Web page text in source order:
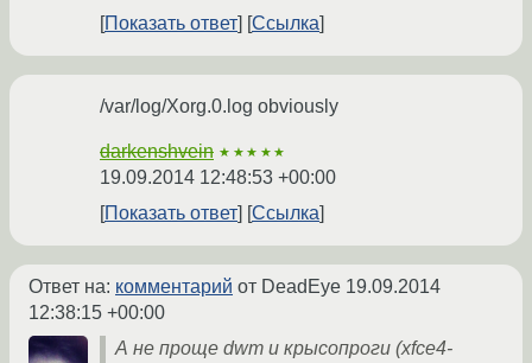
Показать ответ
Ссылка
/var/log/Xorg.0.log obviously
darkenshvein ★★★★★
19.09.2014 12:48:53 +00:00
Показать ответ
Ссылка
Ответ на: комментарий от DeadEye 19.09.2014
12:38:15 +00:00
А не проще dwm и крысопроги (xfce4-